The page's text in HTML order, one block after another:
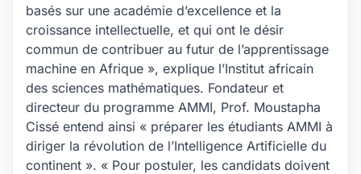
basés sur une académie d’excellence et la
croissance intellectuelle, et qui ont le désir
commun de contribuer au futur de l’apprentissage
machine en Afrique », explique l’Institut africain
des sciences mathématiques. Fondateur et
directeur du programme AMMI, Prof. Moustapha
Cissé entend ainsi « préparer les étudiants AMMI à
diriger la révolution de l’Intelligence Artificielle du
continent ». « Pour postuler, les candidats doivent